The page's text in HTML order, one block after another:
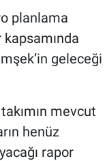
planlama
kapsamında
geleceği
mevcut
henüz
rapor